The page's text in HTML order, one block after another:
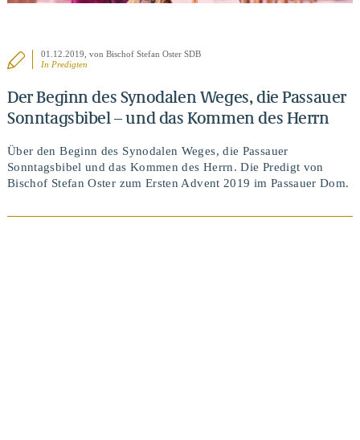
01.12.2019 , von Bischof Stefan Oster SDB
In Predigten
Der Beginn des Synodalen Weges, die Passauer
Sonntagsbibel – und das Kommen des Herrn
Über den Beginn des Synodalen Weges, die Passauer
Sonntagsbibel und das Kommen des Herrn. Die Predigt von
Bischof Stefan Oster zum Ersten Advent 2019 im Passauer Dom.